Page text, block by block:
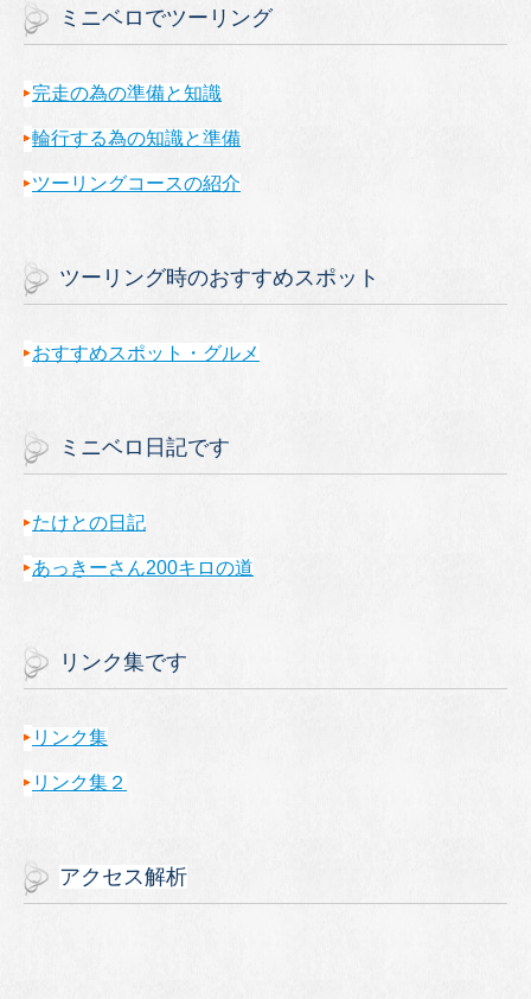
ミニベロでツーリング
完走の為の準備と知識
輪行する為の知識と準備
ツーリングコースの紹介
ツーリング時のおすすめスポット
おすすめスポット・グルメ
ミニベロ日記です
たけとの日記
あっきーさん200キロの道
リンク集です
リンク集
リンク集２
アクセス解析